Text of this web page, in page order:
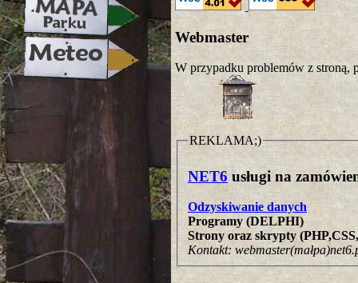
Webmaster
W przypadku problemów z stroną,
REKLAMA;)
NET6 usługi na
Odzyskiwanie danych
Programy (DELPHI)
Strony oraz skrypty
Kontakt: